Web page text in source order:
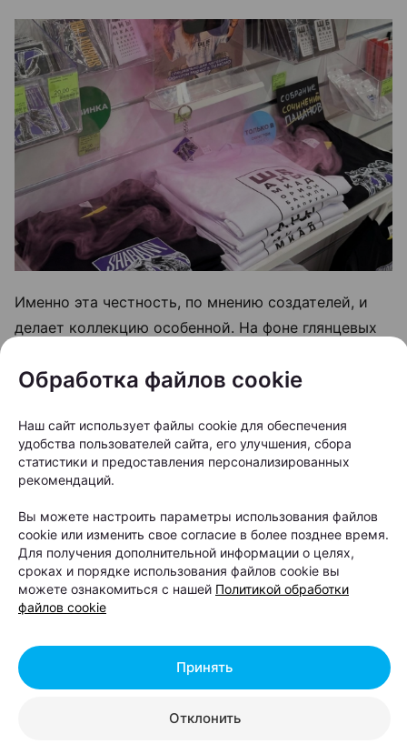
Именно эта честность, по мнению создателей, и
делает коллекцию особенной. На фоне глянцевых
ретуши Шабаны остаются территорией настоящей,
индустриальным характером.
Обработка файлов cookie
Наш сайт использует файлы cookie для обеспечения
удобства пользователей сайта, его улучшения, сбора
статистики и предоставления персонализированных
рекомендаций.
Вы можете настроить параметры использования файлов
cookie или изменить свое согласие в более позднее время.
Для получения дополнительной информации о целях,
сроках и порядке использования файлов cookie вы
можете ознакомиться с нашей Политикой обработки
файлов cookie
Отклонить
Принять